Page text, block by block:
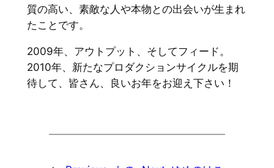
質の高い、素敵な人や本物との出会いが生まれ
たことです。
2009年、アウトプット、そしてフィード。
2010年、新たなプロダクションサイクルを期
待して、皆さん、良いお年をお迎え下さい！